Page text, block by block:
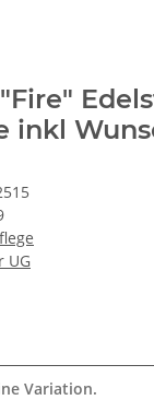
inkl
UG
Variation.